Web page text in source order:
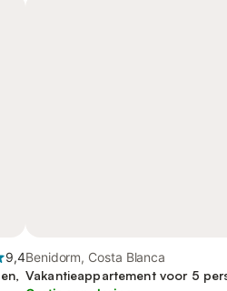
9,4Benidorm, Costa Blanca
Vakantieappartement voor 5